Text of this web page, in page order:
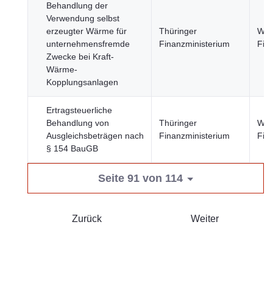
Behandlung der
Verwendung selbst
erzeugter Wärme für
unternehmensfremde
Zwecke bei Kraft-
Wärme-
Kopplungsanlagen
Thüringer
Finanzministerium
Ertragsteuerliche
Behandlung von
Ausgleichsbeträgen nach
§ 154 BauGB
Thüringer
Finanzministerium
Seite 91 von 114
Zurück Weiter